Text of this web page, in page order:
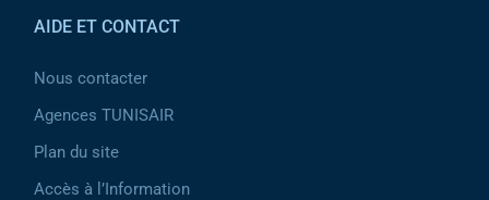
AIDE ET CONTACT
Nous contacter
Agences TUNISAIR
Plan du site
Accès à l’Information